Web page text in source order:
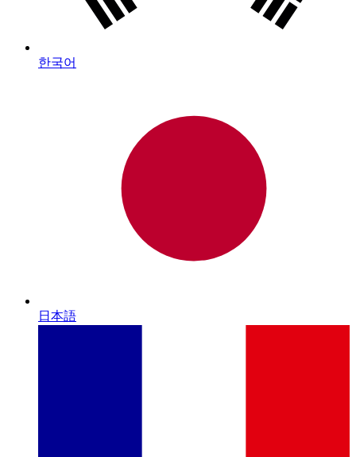
한국어
日本語